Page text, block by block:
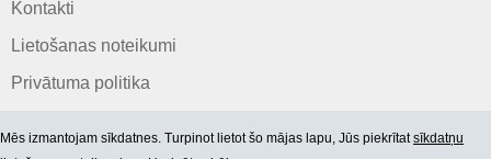
Kontakti
Lietošanas noteikumi
Privātuma politika
Mēs izmantojam sīkdatnes. Turpinot lietot šo mājas lapu, Jūs piekrītatsīkdatņu